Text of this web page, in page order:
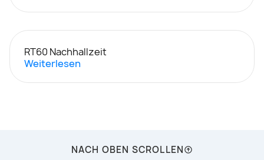
RT60 Nachhallzeit
Weiterlesen
NACH OBEN SCROLLEN